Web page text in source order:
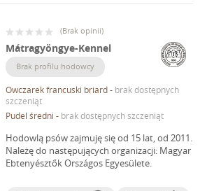
(Brak opinii)
Mátragyöngye-Kennel
Brak profilu hodowcy
Owczarek francuski briard- brak dostępnych
szczeniąt
Pudel średni - brak dostępnych szczeniąt
Hodowlą psów zajmuję się od 15 lat, od 2011.
Należę do następujących organizacji: Magyar
Ebtenyésztők Országos Egyesülete.